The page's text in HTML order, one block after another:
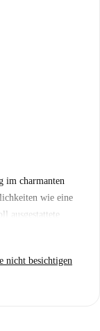
im charmanten
wie eine
ausgestattete
Internet
gutes Gefühl zu
nicht besichtigen